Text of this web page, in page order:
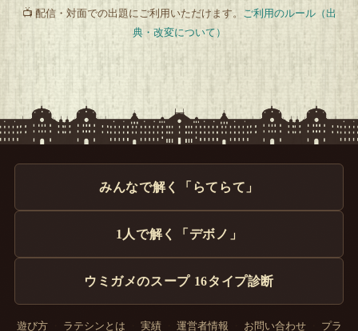
📺 配信・対面での出題にご利用いただけます。
ご利用のルール（出
典・改変について）
みんなで解く「らてらて」
1人で解く「デボノ」
ウミガメのスープ 16タイプ診断
遊び方・ ラテシンとは 実績・ 運営者情報 お問い合わせ・ プラ